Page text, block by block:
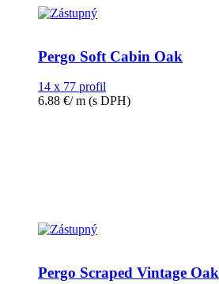
Pergo Soft Cabin Oak
14 x 77 profil
6.88 €/ m (s DPH)
Pergo Scraped Vintage Oak